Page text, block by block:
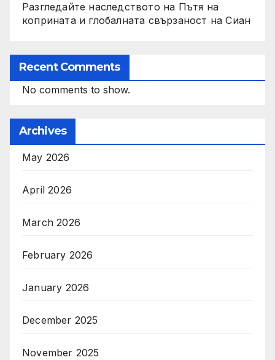
Разгледайте наследството на Пътя на
коприната и глобалната свързаност на Сиан
Recent Comments
No comments to show.
Archives
May 2026
April 2026
March 2026
February 2026
January 2026
December 2025
November 2025